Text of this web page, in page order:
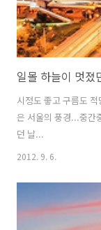
일몰 하늘이 멋졌
시정도 좋고 구름도
은 서울의 풍경...중간
던 날...
2012. 9. 6.